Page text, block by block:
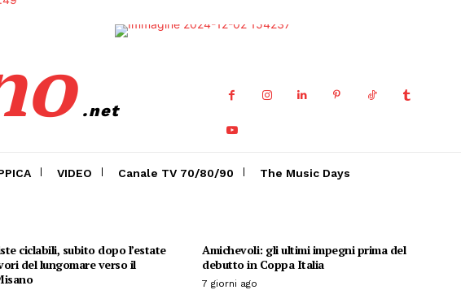
.net
VIDEO Canale TV 70/80/90 The Music Days
ciclabili, subito dopo l’estate
del lungomare verso il
Amichevoli: gli ultimi impegni prima del
debutto in Coppa Italia
7 giorni ago